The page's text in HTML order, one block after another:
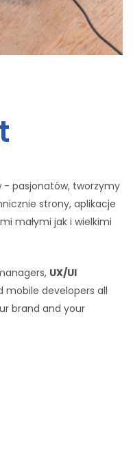
- pasjonatów, tworzymy
strony, aplikacje
małymi jak i wielkimi
UX/UI
mobile developers all
brand and your